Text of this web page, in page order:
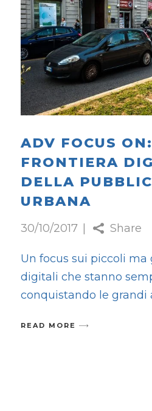
ADV FOCUS
FRONTIERA
DELLA
URBANA
30/10/2017 Share
Un focus sui piccoli ma
digitali che stanno
conquistando le grandi
READ MORE